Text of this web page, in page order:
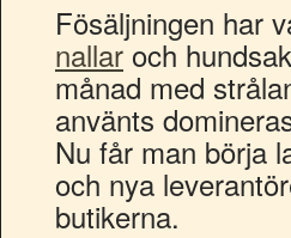
Fösäljningen har
nallaroch
månad med
använts
Nu får man börja
och nya
butikerna.